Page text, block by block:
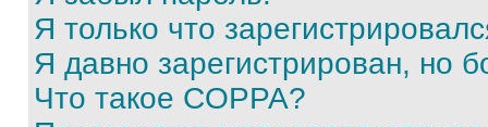
Я только что
Я давно зарегистрирован, но
Что такое COPPA?